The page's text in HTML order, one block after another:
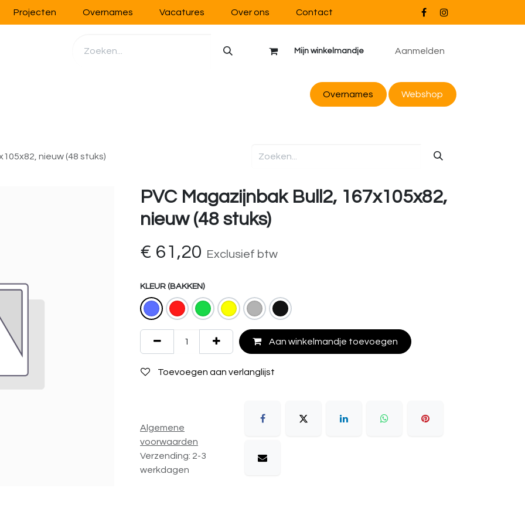
Projecten Overnames Vacatures Over ons Contact
Mijn winkelmandje Aanmelden
Overnames Webshop
nieuw (48 stuks)
PVC Magazijnbak Bull2, 167x105x82,
nieuw (48 stuks)
€ 61,20 Exclusief btw
KLEUR (BAKKEN)
Aan winkelmandje toevoegen
Toevoegen aan verlanglijst
Algemene
voorwaarden
Verzending: 2-3
werkdagen